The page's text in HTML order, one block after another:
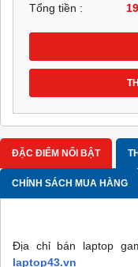
Tổng tiền :
ĐẶC ĐIỂM NỔI BẬT
CHÍNH SÁCH MUA HÀNG
Địa chỉ bán laptop
laptop43.vn